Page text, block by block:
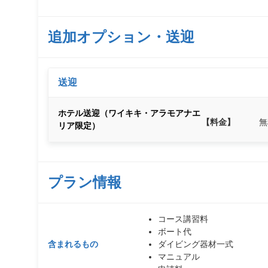
追加オプション・送迎
送迎
ホテル送迎（ワイキキ・アラモアナエ
リア限定）
【料金】
プラン情報
含まれるもの
コース講習料
ボート代
ダイビング器材一式
マニュアル